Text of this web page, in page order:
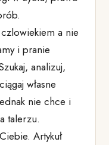
a nie
i pranie
analizuj,
własne
nie chce i
talerzu.
Artykuł